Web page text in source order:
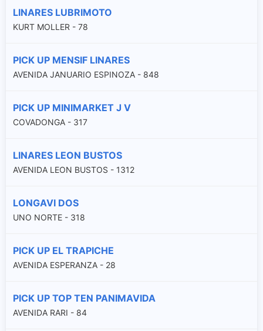
LINARES LUBRIMOTO
KURT MOLLER - 78
PICK UP MENSIF LINARES
AVENIDA JANUARIO ESPINOZA - 848
PICK UP MINIMARKET J V
COVADONGA - 317
LINARES LEON BUSTOS
AVENIDA LEON BUSTOS - 1312
LONGAVI DOS
UNO NORTE - 318
PICK UP EL TRAPICHE
AVENIDA ESPERANZA - 28
PICK UP TOP TEN PANIMAVIDA
AVENIDA RARI - 84